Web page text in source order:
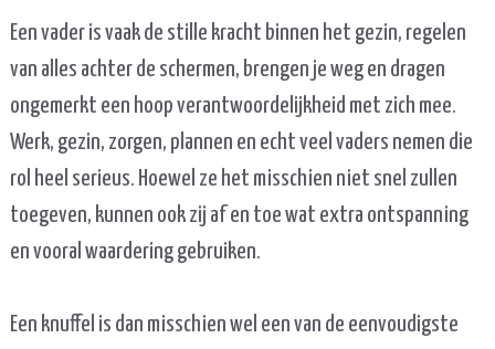
Een vader is vaak de stille kracht binnen het gezin, regelen
van alles achter de schermen, brengen je weg en dragen
ongemerkt een hoop verantwoordelijkheid met zich mee.
Werk, gezin, zorgen, plannen en echt veel vaders nemen die
rol heel serieus. Hoewel ze het misschien niet snel zullen
toegeven, kunnen ook zij af en toe wat extra ontspanning
en vooral waardering gebruiken.
Een knuffel is dan misschien wel een van de eenvoudigste